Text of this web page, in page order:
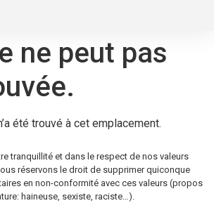
ne peut pas
été trouvé à cet emplacement.
tranquillité et dans le respect de nos valeurs
réservons le droit de supprimer quiconque
en non-conformité avec ces valeurs (propos
haineuse, sexiste, raciste…).